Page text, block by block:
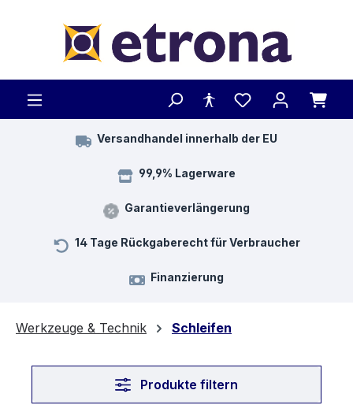
Versandhandel innerhalb der EU
99,9% Lagerware
Garantieverlängerung
14 Tage Rückgaberecht für Verbraucher
Finanzierung
Werkzeuge & Technik Schleifen
Produkte filtern